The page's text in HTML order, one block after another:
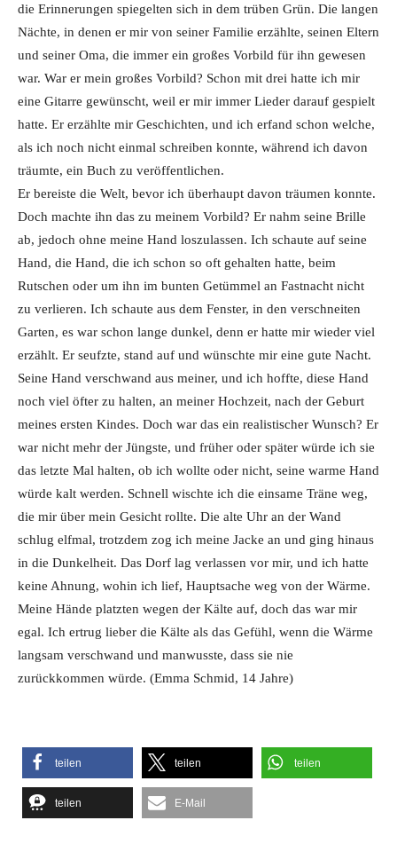
die Erinnerungen spiegelten sich in dem trüben Grün. Die langen
Nächte, in denen er mir von seiner Familie erzählte, seinen Eltern
und seiner Oma, die immer ein großes Vorbild für ihn gewesen
war. War er mein großes Vorbild? Schon mit drei hatte ich mir
eine Gitarre gewünscht, weil er mir immer Lieder darauf gespielt
hatte. Er erzählte mir Geschichten, und ich erfand schon welche,
als ich noch nicht einmal schreiben konnte, während ich davon
träumte, ein Buch zu veröffentlichen.
Er bereiste die Welt, bevor ich überhaupt davon träumen konnte.
Doch machte ihn das zu meinem Vorbild? Er nahm seine Brille
ab, jedoch ohne meine Hand loszulassen. Ich schaute auf seine
Hand, die Hand, die ich schon so oft gehalten hatte, beim
Rutschen oder um ihn im bunten Getümmel an Fastnacht nicht
zu verlieren. Ich schaute aus dem Fenster, in den verschneiten
Garten, es war schon lange dunkel, denn er hatte mir wieder viel
erzählt. Er seufzte, stand auf und wünschte mir eine gute Nacht.
Seine Hand verschwand aus meiner, und ich hoffte, diese Hand
noch viel öfter zu halten, an meiner Hochzeit, nach der Geburt
meines ersten Kindes. Doch war das ein realistischer Wunsch? Er
war nicht mehr der Jüngste, und früher oder später würde ich sie
das letzte Mal halten, ob ich wollte oder nicht, seine warme Hand
würde kalt werden. Schnell wischte ich die einsame Träne weg,
die mir über mein Gesicht rollte. Die alte Uhr an der Wand
schlug elfmal, trotzdem zog ich meine Jacke an und ging hinaus
in die Dunkelheit. Das Dorf lag verlassen vor mir, und ich hatte
keine Ahnung, wohin ich lief, Hauptsache weg von der Wärme.
Meine Hände platzten wegen der Kälte auf, doch das war mir
egal. Ich ertrug lieber die Kälte als das Gefühl, wenn die Wärme
langsam verschwand und manwusste, dass sie nie
zurückkommen würde. (Emma Schmid, 14 Jahre)
teilen teilen teilen
teilen E-Mail